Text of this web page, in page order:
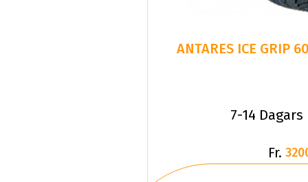
ANTARES ICE GRIP
7-14
Fr.